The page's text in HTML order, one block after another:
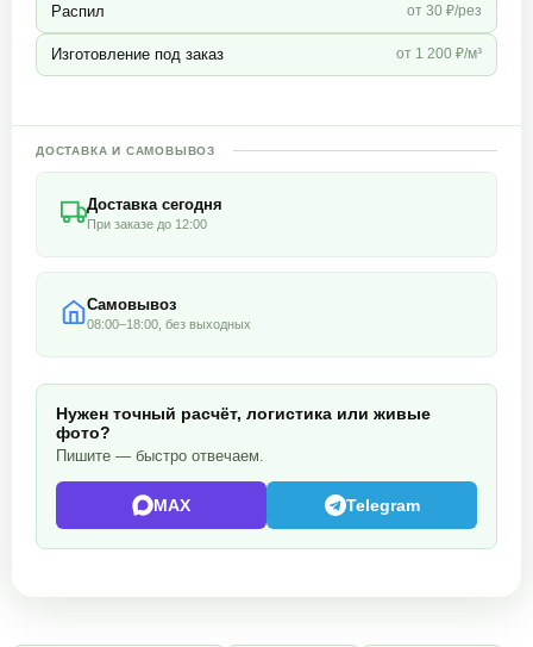
Распил от 30 ₽/рез
Изготовление под заказ от 1 200 ₽/м³
ДОСТАВКА И САМОВЫВОЗ
Доставка сегодня
При заказе до 12:00
Самовывоз
08:00–18:00, без выходных
Нужен точный расчёт, логистика или живые
фото?
Пишите — быстро отвечаем.
MAX Telegram